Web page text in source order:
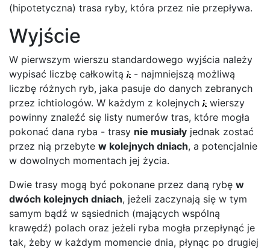
(hipotetyczna) trasa ryby, która przez nie przepływa.
Wyjście
W pierwszym wierszu standardowego wyjścia należy
wypisać liczbę całkowitą
- najmniejszą możliwą
liczbę różnych ryb, jaka pasuje do danych zebranych
przez ichtiologów. W każdym z kolejnych
wierszy
powinny znaleźć się listy numerów tras, które mogła
pokonać dana ryba - trasy nie musiały jednak zostać
przez nią przebyte w kolejnych dniach, a potencjalnie
w dowolnych momentach jej życia.
Dwie trasy mogą być pokonane przez daną rybę w
dwóch kolejnych dniach, jeżeli zaczynają się w tym
samym bądź w sąsiednich (mających wspólną
krawędź) polach oraz jeżeli ryba mogła przepłynąć je
tak, żeby w każdym momencie dnia, płynąc po drugiej